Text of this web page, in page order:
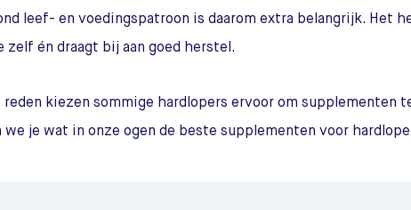
leef- en voedingspatroon is daarom extra belangrijk. Het
zelf én draagt bij aan goed herstel.
reden kiezen sommige hardlopers ervoor om supplementen
we je wat in onze ogen de beste supplementen voor